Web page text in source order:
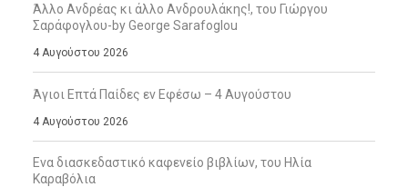
Άλλο Ανδρέας κι άλλο Ανδρουλάκης!, του Γιώργου
Σαράφογλου-by George Sarafoglou
4 Αυγούστου 2026
Άγιοι Επτά Παίδες εν Εφέσω – 4 Αυγούστου
4 Αυγούστου 2026
Ενα διασκεδαστικό καφενείο βιβλίων, του Ηλία
Καραβόλια